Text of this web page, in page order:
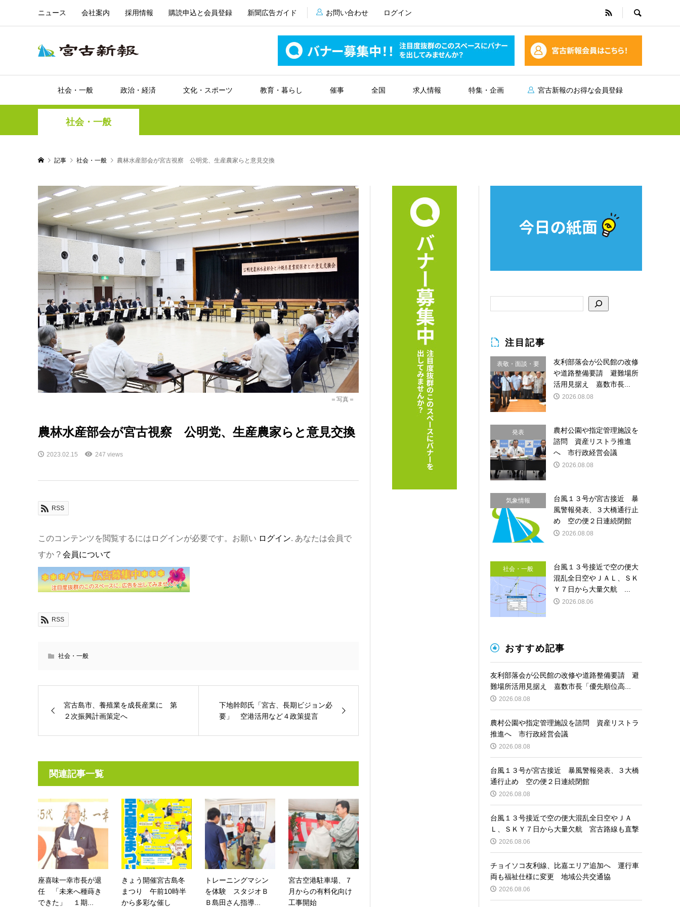
ニュース 会社案内 採用情報 購読申込と会員登録 新聞広告ガイド お問い合わせ ログイン
社会・一般 政治・経済 文化・スポーツ 教育・暮らし 催事 全国 求人情報 特集・企画 宮古新報のお得な会員登録
社会・一般
記事 社会・一般 農林水産部会が宮古視察 公明党、生産農家らと意見交換
＝写真＝
農林水産部会が宮古視察 公明党、生産農家らと意見交換
2023.02.15 247 views
RSS
このコンテンツを閲覧するにはログインが必要です。お願い ログイン. あなたは会員で
すか ? 会員について
RSS
社会・一般
宮古島市、養殖業を成長産業に 第
２次振興計画策定へ
下地幹郎氏「宮古、長期ビジョン必
要」 空港活用など４政策提言
関連記事一覧
座喜味一幸市長が退
任 「未来へ種蒔き
できた」 １期...
きょう開催宮古島冬
まつり 午前10時半
から多彩な催し
トレーニングマシン
を体験 スタジオＢ
Ｂ島田さん指導...
宮古空港駐車場、７
月からの有料化向け
工事開始
注目記事
表敬・面談・要
請
友利部落会が公民館の改修
や道路整備要請 避難場所
活用見据え 嘉数市長...
2026.08.08
発表
農村公園や指定管理施設を
諮問 資産リストラ推進
へ 市行政経営会議
2026.08.08
気象情報
台風１３号が宮古接近 暴
風警報発表、３大橋通行止
め 空の便２日連続閉館
2026.08.08
社会・一般
台風１３号接近で空の便大
混乱全日空やＪＡＬ、ＳＫ
Ｙ７日から大量欠航 ...
2026.08.06
おすすめ記事
友利部落会が公民館の改修や道路整備要請 避
難場所活用見据え 嘉数市長「優先順位高...
2026.08.08
農村公園や指定管理施設を諮問 資産リストラ
推進へ 市行政経営会議
2026.08.08
台風１３号が宮古接近 暴風警報発表、３大橋
通行止め 空の便２日連続閉館
2026.08.08
台風１３号接近で空の便大混乱全日空やＪＡ
Ｌ、ＳＫＹ７日から大量欠航 宮古路線も直撃
2026.08.06
チョイソコ友利線、比嘉エリア追加へ 運行車
両も福祉仕様に変更 地域公共交通協
2026.08.06